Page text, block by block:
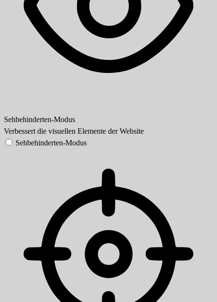
Sehbehinderten-Modus
Verbessert die visuellen Elemente der Website
Sehbehinderten-Modus